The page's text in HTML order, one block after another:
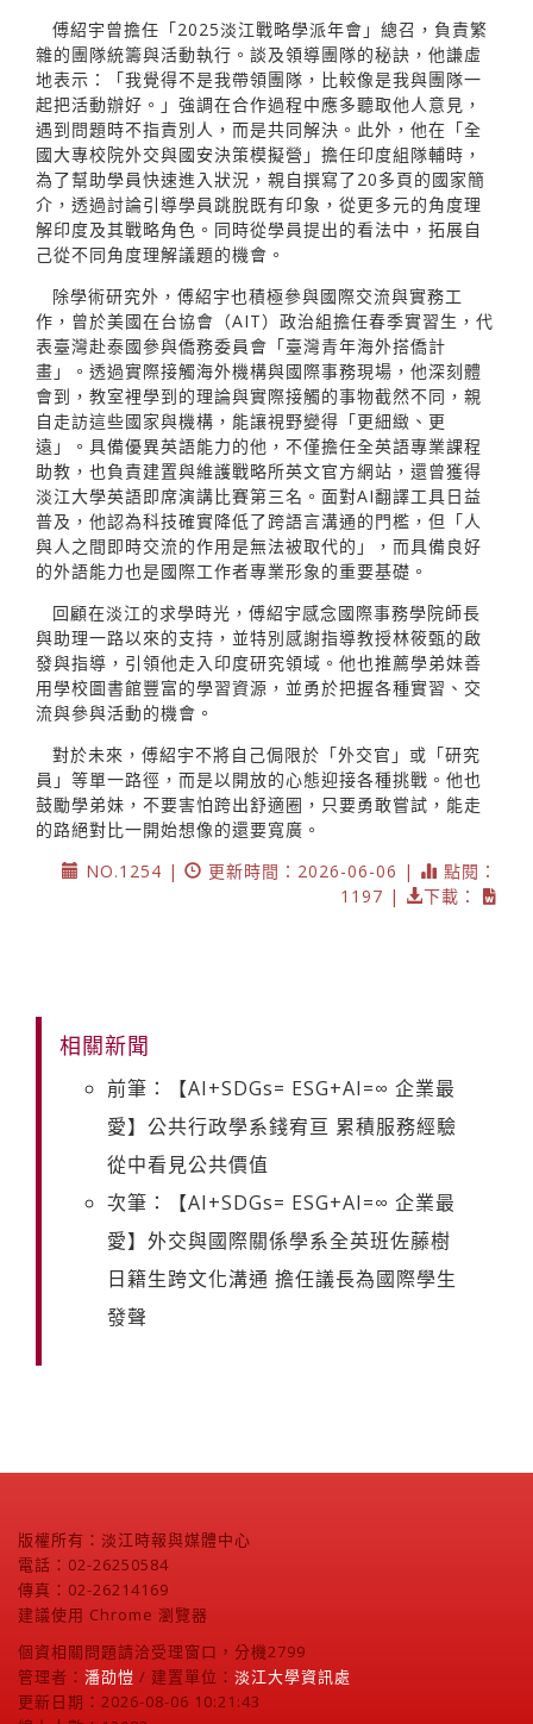
傅紹宇曾擔任「2025淡江戰略學派年會」總召，負責繁
雜的團隊統籌與活動執行。談及領導團隊的秘訣，他謙虛
地表示：「我覺得不是我帶領團隊，比較像是我與團隊一
起把活動辦好。」強調在合作過程中應多聽取他人意見，
遇到問題時不指責別人，而是共同解決。此外，他在「全
國大專校院外交與國安決策模擬營」擔任印度組隊輔時，
為了幫助學員快速進入狀況，親自撰寫了20多頁的國家簡
介，透過討論引導學員跳脫既有印象，從更多元的角度理
解印度及其戰略角色。同時從學員提出的看法中，拓展自
己從不同角度理解議題的機會。
除學術研究外，傅紹宇也積極參與國際交流與實務工
作，曾於美國在台協會（AIT）政治組擔任春季實習生，代
表臺灣赴泰國參與僑務委員會「臺灣青年海外搭僑計
畫」。透過實際接觸海外機構與國際事務現場，他深刻體
會到，教室裡學到的理論與實際接觸的事物截然不同，親
自走訪這些國家與機構，能讓視野變得「更細緻、更
遠」。具備優異英語能力的他，不僅擔任全英語專業課程
助教，也負責建置與維護戰略所英文官方網站，還曾獲得
淡江大學英語即席演講比賽第三名。面對AI翻譯工具日益
普及，他認為科技確實降低了跨語言溝通的門檻，但「人
與人之間即時交流的作用是無法被取代的」，而具備良好
的外語能力也是國際工作者專業形象的重要基礎。
回顧在淡江的求學時光，傅紹宇感念國際事務學院師長
與助理一路以來的支持，並特別感謝指導教授林筱甄的啟
發與指導，引領他走入印度研究領域。他也推薦學弟妹善
用學校圖書館豐富的學習資源，並勇於把握各種實習、交
流與參與活動的機會。
對於未來，傅紹宇不將自己侷限於「外交官」或「研究
員」等單一路徑，而是以開放的心態迎接各種挑戰。他也
鼓勵學弟妹，不要害怕跨出舒適圈，只要勇敢嘗試，能走
的路絕對比一開始想像的還要寬廣。
NO.1254 |
更新時間：2026-06-06 |
點閱：
1197 |
下載：
相關新聞
前筆：【AI+SDGs= ESG+AI=∞ 企業最
愛】公共行政學系錢宥亘 累積服務經驗
從中看見公共價值
次筆：【AI+SDGs= ESG+AI=∞ 企業最
愛】外交與國際關係學系全英班佐藤樹
日籍生跨文化溝通 擔任議長為國際學生
發聲
版權所有：淡江時報與媒體中心
電話：02-26250584
傳真：02-26214169
建議使用 Chrome 瀏覽器
個資相關問題請洽受理窗口，分機2799
管理者： 潘劭愷 / 建置單位： 淡江大學資訊處
更新日期：2026-08-06 10:21:43